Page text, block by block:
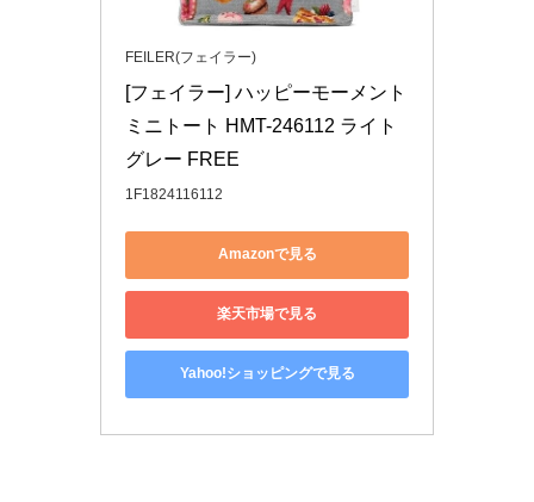
FEILER(フェイラー)
[フェイラー] ハッピーモーメント
ミニトート HMT-246112 ライト
グレー FREE
1F1824116112
Amazonで見る
楽天市場で見る
Yahoo!ショッピングで見る